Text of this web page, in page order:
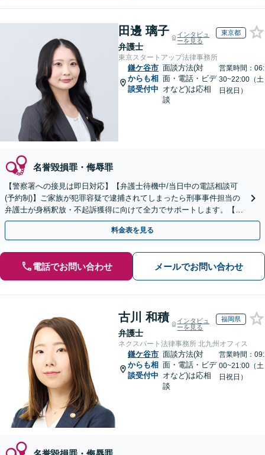
田邊 璃子
弁護士
インタビュ
ーを見る
東京都
東京スタートアップ法律事務所
鎌ケ谷市
からも相
談受付中
面談方法(対
面・電話・ビデ
オなど)は応相
談
営業時間：06:
30~22:00（土
日祝日）
名誉毀損罪・侮辱罪
【警察署への接見は即日対応】【弁護士待機中/当日中の電話相談可
(予約制)】ご家族が犯罪容疑で逮捕されてしまったら刑事事件担当の
弁護士が身柄釈放・不起訴獲得に向けて全力でサポートします。【毎
月100名以上の相談実績】【関東エリア対応】
料金表を見る
電話でお問い合わせ メールでお問い合わせ
古川 和積
弁護士
インタビュ
ーを見る
福岡県
ネクスパート法律事務所 北九州オフィス
鎌ケ谷市
からも相
談受付中
面談方法(対
面・電話・ビデ
オなど)は応相
談
営業時間：09:
00~21:00（土
日祝日）